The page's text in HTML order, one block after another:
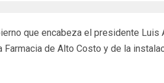
que encabeza el presidente
de Alto Costo y de la